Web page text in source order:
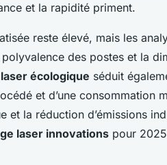
et la rapidité priment.
reste élevé, mais les
des postes et la
écologique séduit
et d’une consommation
et la réduction d’émissions
laser innovations pour